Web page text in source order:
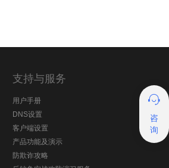
DKIM
DMARC
咨
询
支持与服务
用户手册
DNS设置
客户端设置
产品功能及演示
防欺诈攻略